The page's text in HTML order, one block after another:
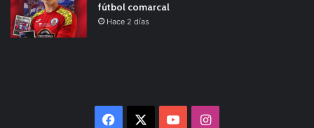
fútbol comarcal
Hace 2 días
Facebook YouTubeInstagram